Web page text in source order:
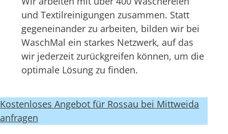
und Textilreinigungen zusammen. Statt
gegeneinander zu arbeiten, bilden wir bei
WaschMal ein starkes Netzwerk, auf das
wir jederzeit zurückgreifen können, um die
optimale Lösung zu finden.
Kostenloses Angebot für Rossau bei Mittweida
anfragen